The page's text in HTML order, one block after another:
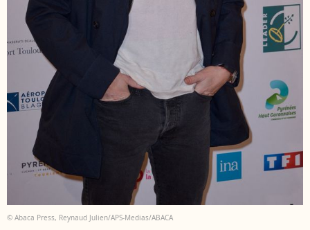
© Abaca Press, Reynaud Julien/APS-Medias/ABACA